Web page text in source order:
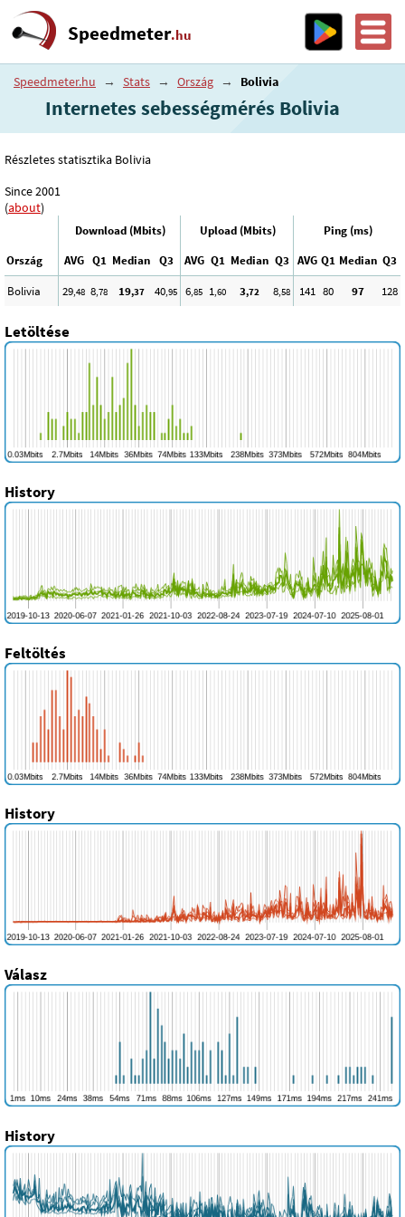
Speedmeter.hu
Speedmeter.hu → Stats → Ország → Bolivia
Internetes sebességmérés Bolivia
Részletes statisztika Bolivia
Since 2001
(about)
Download (Mbits) Upload (Mbits)
Ping (ms)
Ország
AVG Q1 Median Q3 AVG Q1 Median Q3 AVG Q1 Median Q3
Bolivia
29,48 8,78 19,37 40,95 6,85 1,60 3,72 8,58 141 80 97 128
Letöltése
History
Feltöltés
History
Válasz
History